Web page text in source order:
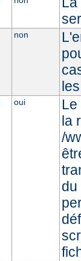
non
oui
Le
la
/
du